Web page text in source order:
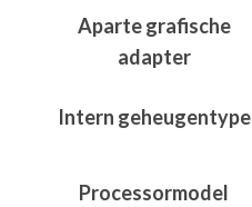
Aparte grafische
adapter
Intern geheugentype
Processormodel